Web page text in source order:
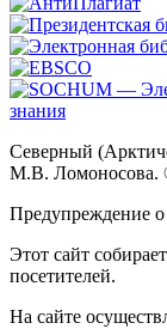
Северный
М.В. Ломоносова.
Предупреждение о
Этот сайт
посетителей.
На сайте